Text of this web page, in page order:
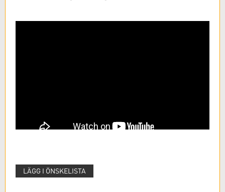
LÄGG I ÖNSKELISTA